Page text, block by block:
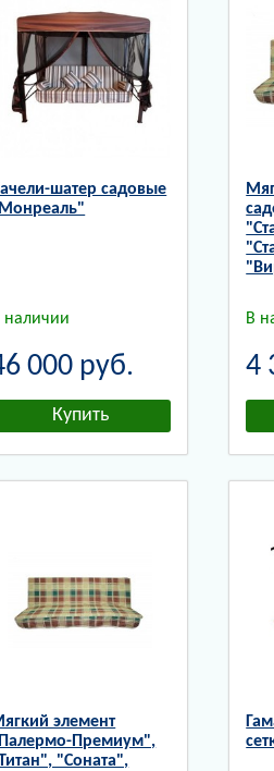
шатер садовые
наличии
000 руб.
В
4
элемент
Премиум",
"Соната",